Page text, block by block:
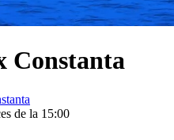
Constanta
de la 15:00